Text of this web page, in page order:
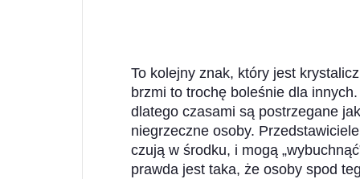
To kolejny znak, który jest
brzmi to trochę boleśnie dla
dlatego czasami są postrzegane
niegrzeczne osoby.
czują w środku, i mogą
prawda jest taka, że ​osoby spod